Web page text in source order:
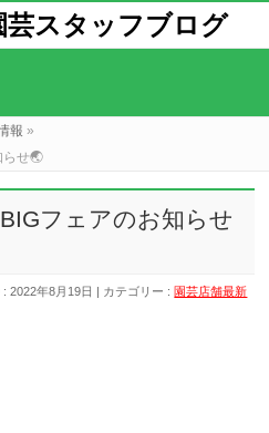
スタッフブログ
報 »
らせ🌏
BIGフェアのお知らせ
2022年8月19日 カテゴリー :園芸店舗最新